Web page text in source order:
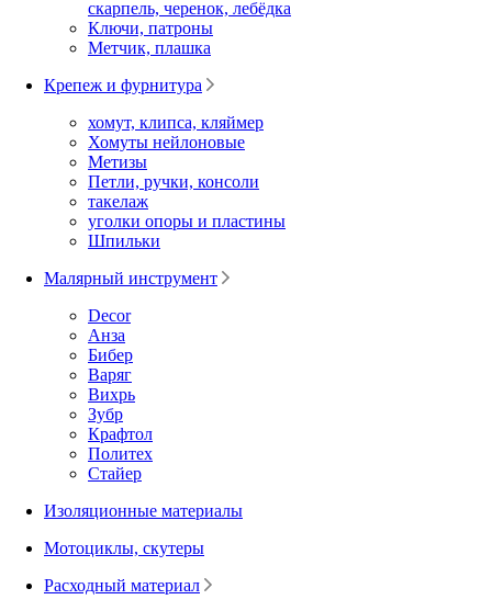
скарпель, черенок, лебёдка
Ключи, патроны
Метчик, плашка
Крепеж и фурнитура
хомут, клипса, кляймер
Хомуты нейлоновые
Метизы
Петли, ручки, консоли
такелаж
уголки опоры и пластины
Шпильки
Малярный инструмент
Decor
Анза
Бибер
Варяг
Вихрь
Зубр
Крафтол
Политех
Стайер
Изоляционные материалы
Мотоциклы, скутеры
Расходный материал